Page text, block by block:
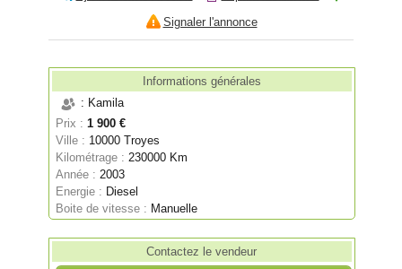
Signaler l'annonce
Informations générales
: Kamila
Prix : 1 900 €
Ville : 10000 Troyes
Kilométrage : 230000 Km
Année : 2003
Energie : Diesel
Boite de vitesse : Manuelle
Contactez le vendeur